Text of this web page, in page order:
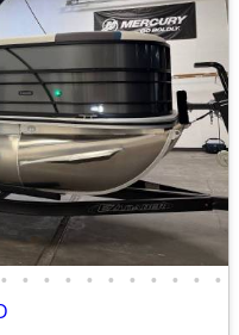
• • • • • • • • • • •